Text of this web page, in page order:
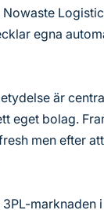
egna
är
eget bolag.
men efter
marknaden